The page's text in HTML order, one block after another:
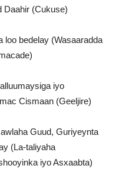
Daahir (Cukuse)
loo bedelay (Wasaaradda
iyo
Cismaan (Geeljire)
Guud, Guriyeynta
(La-taliyaha
iyo Asxaabta)